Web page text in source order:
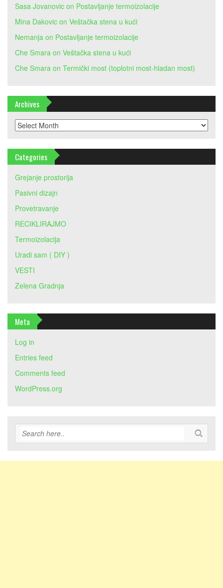
Sasa Jovanovic on Postavljanje termoizolacije
Mina Dakovic on Veštačka stena u kući
Nemanja on Postavljanje termoizolacije
Che Smara on Veštačka stena u kući
Che Smara on Termički most (toplotni most-hladan most)
Archives
Archives
Categories
Grejanje prostorija
Pasivni dizajn
Provetravanje
RECIKLIRAJMO
Termoizolacija
Uradi sam ( DIY )
VESTI
Zelena Gradnja
Meta
Log in
Entries feed
Comments feed
WordPress.org